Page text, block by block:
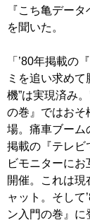
『こち亀デー
を聞いた。
「’80年掲載の
ミを追い求め
機”は実現済み
の巻』ではおそ
場。痛車ブー
掲載の『テレビ
ビモニターに
開催。これは
ャット。そして
ン入門の巻』に